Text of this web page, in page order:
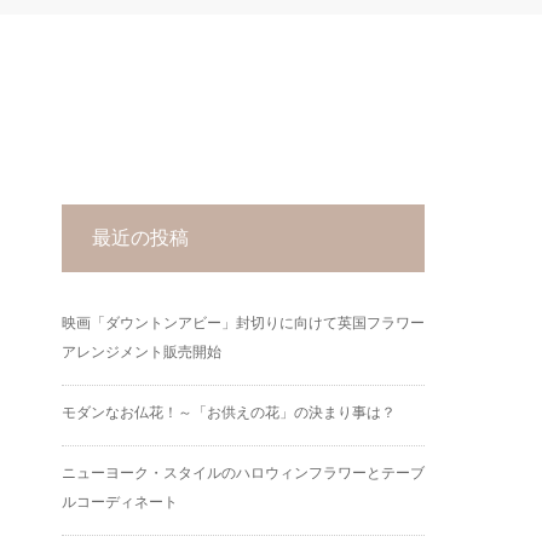
最近の投稿
映画「ダウントンアビー」封切りに向けて英国フラワー
アレンジメント販売開始
モダンなお仏花！～「お供えの花」の決まり事は？
ニューヨーク・スタイルのハロウィンフラワーとテーブ
ルコーディネート